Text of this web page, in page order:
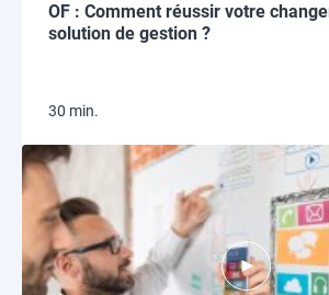
OF : Comment réussir votre
solution de gestion ?
30 min.